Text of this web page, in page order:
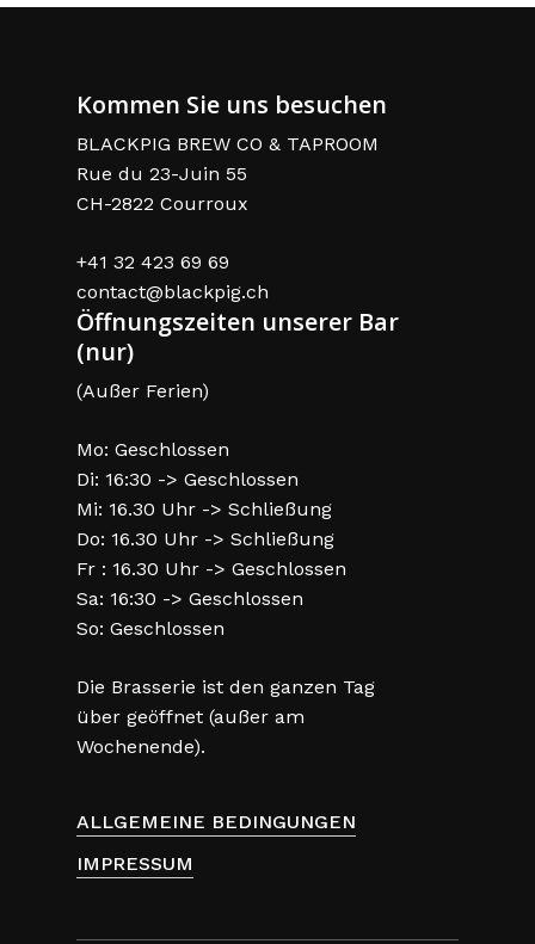
Kommen Sie uns besuchen
BLACKPIG BREW CO & TAPROOM
Rue du 23-Juin 55
CH-2822 Courroux
+41 32 423 69 69
contact@blackpig.ch
Öffnungszeiten unserer Bar
(nur)
(Außer Ferien)
Mo: Geschlossen
Di: 16:30 -> Geschlossen
Mi: 16.30 Uhr -> Schließung
Do: 16.30 Uhr -> Schließung
Fr : 16.30 Uhr -> Geschlossen
Sa: 16:30 -> Geschlossen
So: Geschlossen
Die Brasserie ist den ganzen Tag
über geöffnet (außer am
Wochenende).
ALLGEMEINE BEDINGUNGEN
IMPRESSUM